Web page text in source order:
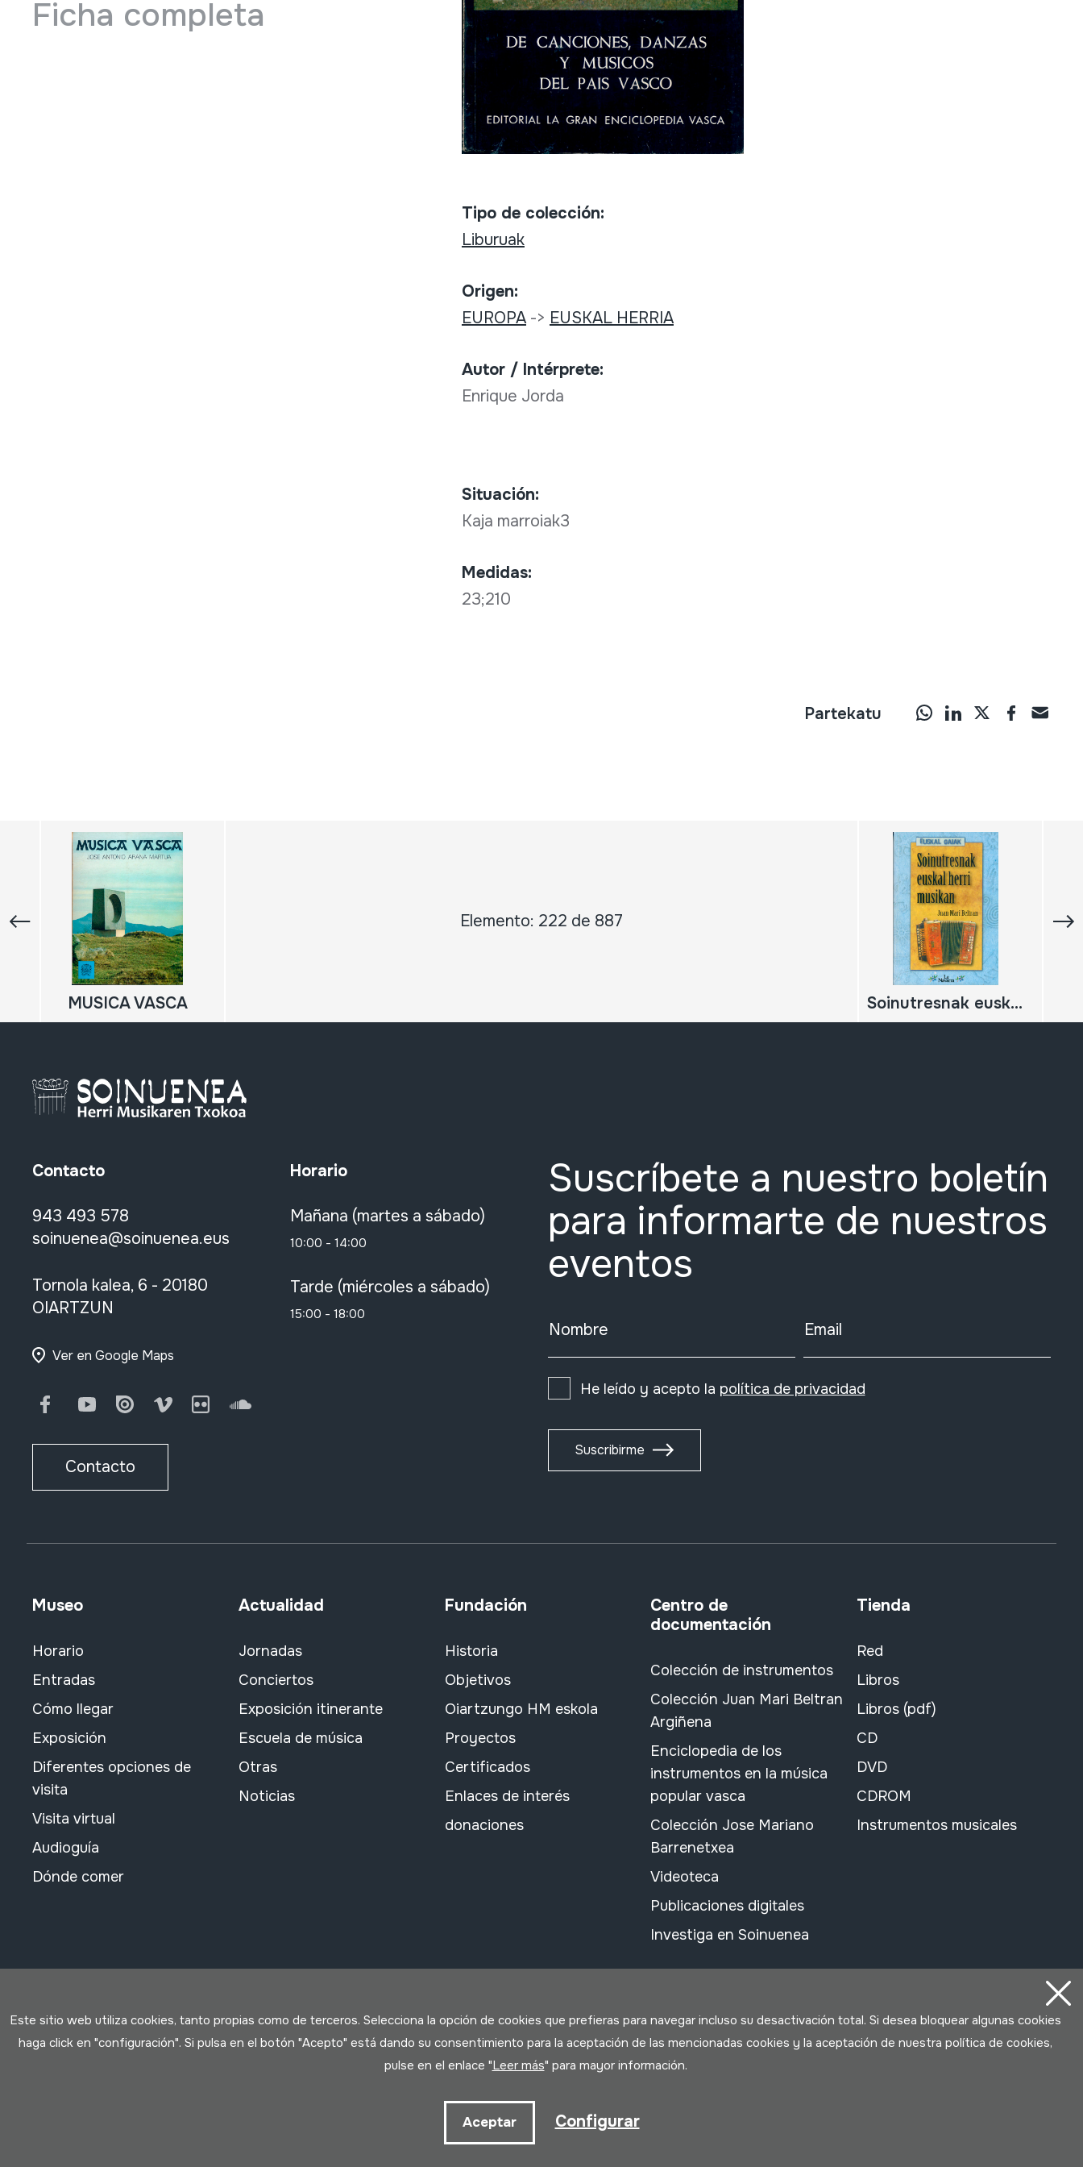
Ficha completa
Tipo de colección:
Liburuak
Origen:
EUROPA-> EUSKAL HERRIA
Autor / Intérprete:
Enrique Jorda
Situación:
Kaja marroiak3
Medidas:
23;210
Partekatu
Elemento: 222 de 887
MUSICA VASCA Soinutresnak euskal herri musikan
Contacto
943 493 578
soinuenea@soinuenea.eus
Tornola kalea, 6 - 20180
OIARTZUN
Ver en Google Maps
FacebookYoutubeIssuu Vimeo FlickrSoundCloud
Contacto
Horario
Mañana (martes a sábado)
10:00 - 14:00
Tarde (miércoles a sábado)
15:00 - 18:00
Suscríbete a nuestro boletín
para informarte de nuestros
eventos
Nombre Email
He leído y acepto la política de privacidad
Suscribirme
Museo
Horario
Entradas
Cómo llegar
Exposición
Diferentes opciones de
visita
Visita virtual
Audioguía
Dónde comer
Actualidad
Jornadas
Conciertos
Exposición itinerante
Escuela de música
Otras
Noticias
Fundación
Historia
Objetivos
Oiartzungo HM eskola
Proyectos
Certificados
Enlaces de interés
donaciones
Centro de
documentación
Colección de instrumentos
Colección Juan Mari Beltran
Argiñena
Enciclopedia de los
instrumentos en la música
popular vasca
Colección Jose Mariano
Barrenetxea
Videoteca
Publicaciones digitales
Investiga en Soinuenea
Tienda
Red
Libros
Libros (pdf)
CD
DVD
CDROM
Instrumentos musicales
Este sitio web utiliza cookies, tanto propias como de terceros. Selecciona la opción de cookies que prefieras para navegar incluso su desactivación total. Si desea bloquear algunas cookies
haga click en "configuración". Si pulsa en el botón "Acepto" está dando su consentimiento para la aceptación de las mencionadas cookies y la aceptación de nuestra política de cookies,
pulse en el enlace "Leer más" para mayor información.
Aceptar Configurar